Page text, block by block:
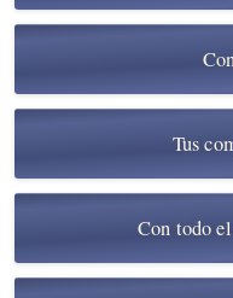
Tus
Con todo